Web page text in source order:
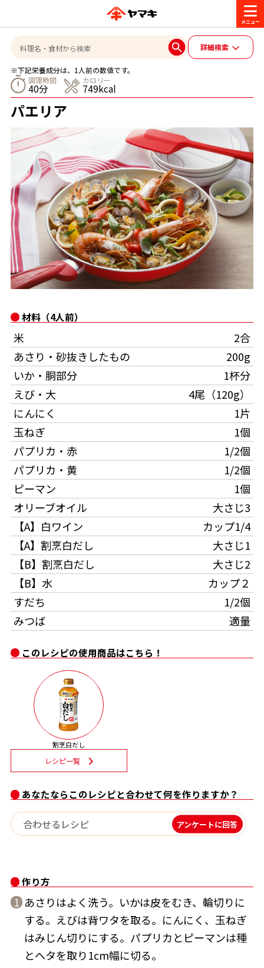
商品情報
ブランド一覧
ヤマキ『めんつゆ』 ヤマキ 割烹白だし
旨さ、別格。だし屋の鍋
サッと鍋®
ストレートつゆ
新鮮一番
レシピ
おいしいレシピを探す
おいしいレシピトップ
主食レシピ
主菜レシピ
汁物レシピ
おいしいレシピを商品から探す
かつお節レシピ
めんつゆレシピ
割烹白だしレシピ
レシピ特設サイト
割烹白だしレシピ特集
だし巻き卵特集
かつおだしが決め手！簡単茶碗蒸し
かつお節・だしを楽しむ
かつお節・だしを知る
だしの取り方
かつお節の削り方
かつお節・だしをもっと知る
かつお節・だしを楽しむ
だしコミュ
CM・キャンペーン
CM
キャンペーン一覧
企業・採用情報
企業情報
- 百年対話
採用情報
- ジョブリターン制
お問い合わせ
ヤマキお客様相談室
オンラインショップ
詳細検索
※下記栄養成分は、1人前の数値です。
調理時間
40分
カロリー
749kcal
パエリア
このレシピの使用商品はこちら！
割烹白だし
レシピ一覧
あなたならこのレシピと合わせて何を作りますか？
アンケートに回答
作り方
1 あさりはよく洗う。いかは皮をむき、輪切りに
する。えびは背ワタを取る。にんにく、玉ねぎ
はみじん切りにする。パプリカとピーマンは種
とヘタを取り1cm幅に切る。
材料（4人前）
米
2合
あさり・砂抜きしたもの
200g
いか・胴部分
1杯分
えび・大
4尾（120g）
にんにく
1片
玉ねぎ
1個
パプリカ・赤
1/2個
パプリカ・黄
1/2個
ピーマン
1個
オリーブオイル
大さじ3
【A】白ワイン
カップ1/4
【A】割烹白だし
大さじ1
【B】割烹白だし
大さじ2
【B】水
カップ２
すだち
1/2個
みつば
適量